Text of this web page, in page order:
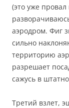
(это уже провал
аэродром. Фиг
сильно
территорию
разрешает
сажусь в
Третий взлет,